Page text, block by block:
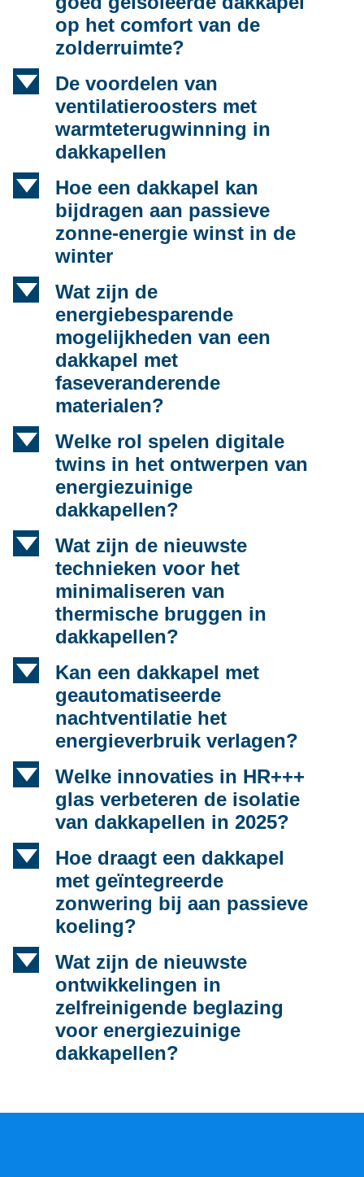
op het comfort van de
zolderruimte?
d
De voordelen van
ventilatieroosters met
warmteterugwinning in
dakkapellen
d
Hoe een dakkapel kan
bijdragen aan passieve
zonne-energie winst in de
winter
d
Wat zijn de
energiebesparende
mogelijkheden van een
dakkapel met
faseveranderende
materialen?
d
Welke rol spelen digitale
twins in het ontwerpen van
energiezuinige
dakkapellen?
d
Wat zijn de nieuwste
technieken voor het
minimaliseren van
thermische bruggen in
dakkapellen?
d
Kan een dakkapel met
geautomatiseerde
nachtventilatie het
energieverbruik verlagen?
d
Welke innovaties in HR+++
glas verbeteren de isolatie
van dakkapellen in 2025?
d
Hoe draagt een dakkapel
met geïntegreerde
zonwering bij aan passieve
koeling?
d
Wat zijn de nieuwste
ontwikkelingen in
zelfreinigende beglazing
voor energiezuinige
dakkapellen?